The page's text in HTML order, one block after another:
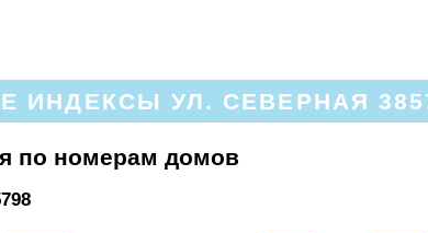
ИНДЕКСЫ УЛ. СЕВЕРНАЯ
по номерам домов